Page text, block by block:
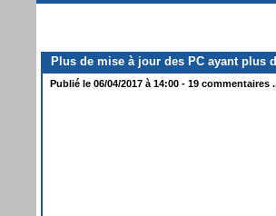
Plus de mise à jour des PC ayant plus
Publié le 06/04/2017 à 14:00 - 19 commentaires